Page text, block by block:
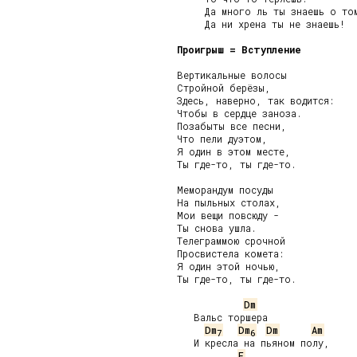
Да много ль ты знаешь о
     Да ни хрена ты не знаешь!
Проигрыш = Вступление
Вертикальные волосы
Стройной берёзы,
Здесь, наверно, так водится:
Чтобы в сердце заноза.
Позабыты все песни,
Что пели дуэтом,
Я один в этом месте,
Ты где-то, ты где-то.
Меморандум посуды
На пыльных столах,
Мои вещи повсюду -
Ты снова ушла.
Телеграммою срочной
Просвистела комета:
Я один этой ночью,
Ты где-то, ты где-то.
Dm
   Вальс торшера
Dm7 Dm6 Dm
Am
   И кресла на пьяном полу,